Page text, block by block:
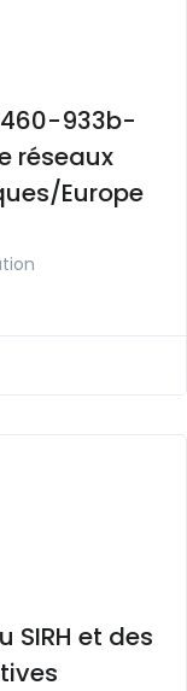
933b-
réseaux
Europe
SIRH et des